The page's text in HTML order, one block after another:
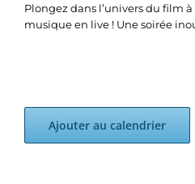
Plongez dans l’univers du film
musique en live ! Une soirée
Ajouter au calendrier